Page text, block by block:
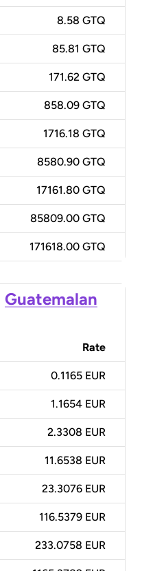
8.58 GTQ
85.81 GTQ
171.62 GTQ
858.09 GTQ
1716.18 GTQ
8580.90 GTQ
17161.80 GTQ
85809.00 GTQ
171618.00 GTQ
Guatemalan
Rate
0.1165 EUR
1.1654 EUR
2.3308 EUR
11.6538 EUR
23.3076 EUR
116.5379 EUR
233.0758 EUR